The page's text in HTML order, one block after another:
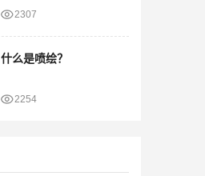
2307
什么是喷绘？
2254